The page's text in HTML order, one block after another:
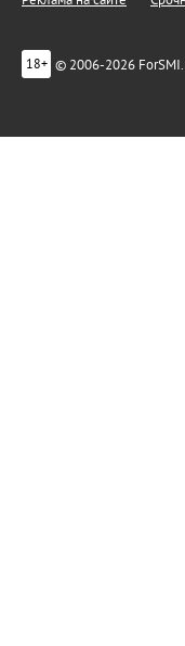
18+ © 2006-2026